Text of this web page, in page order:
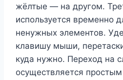
жёлтые — на другом.
используется временно
ненужных элементов.
клавишу мыши,
куда нужно. Переход на
осуществляется